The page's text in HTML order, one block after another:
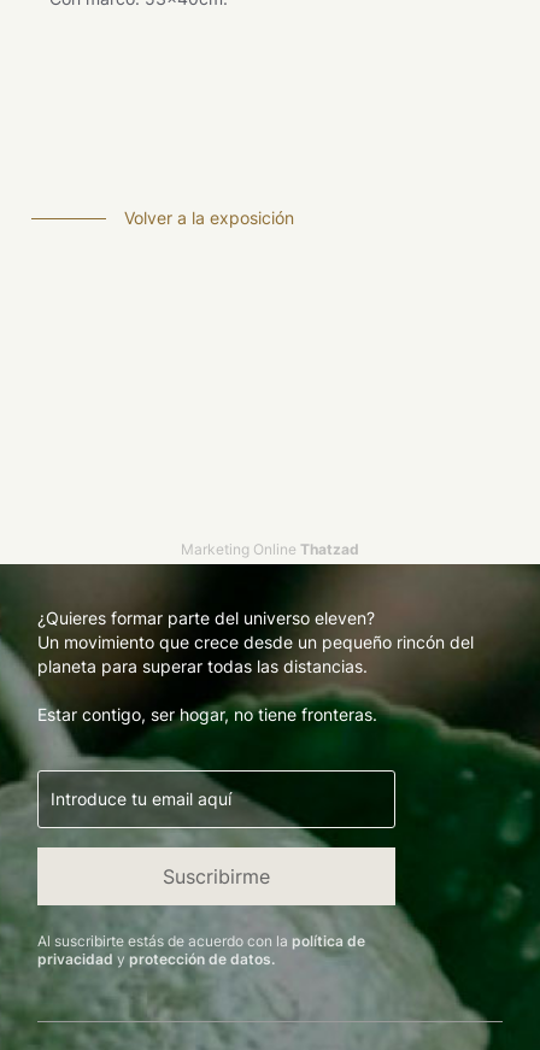
Volver a la exposición
Marketing Online Thatzad
¿Quieres formar parte del universo eleven?
Un movimiento que crece desde un pequeño rincón del
planeta para superar todas las distancias.
Estar contigo, ser hogar, no tiene fronteras.
Al suscribirte estás de acuerdo con la política de
privacidad y protección de datos.